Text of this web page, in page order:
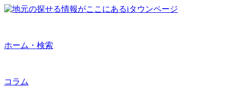
ホーム・検索
コラム